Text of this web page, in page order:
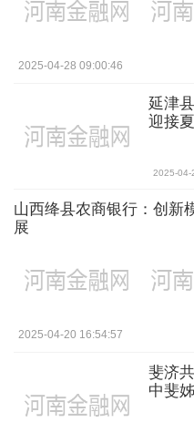
2025-04-28 09:00:46
延津
迎接
2025-04-
山西绛县农商银行：创新
展
2025-04-20 16:54:57
斐济
中斐